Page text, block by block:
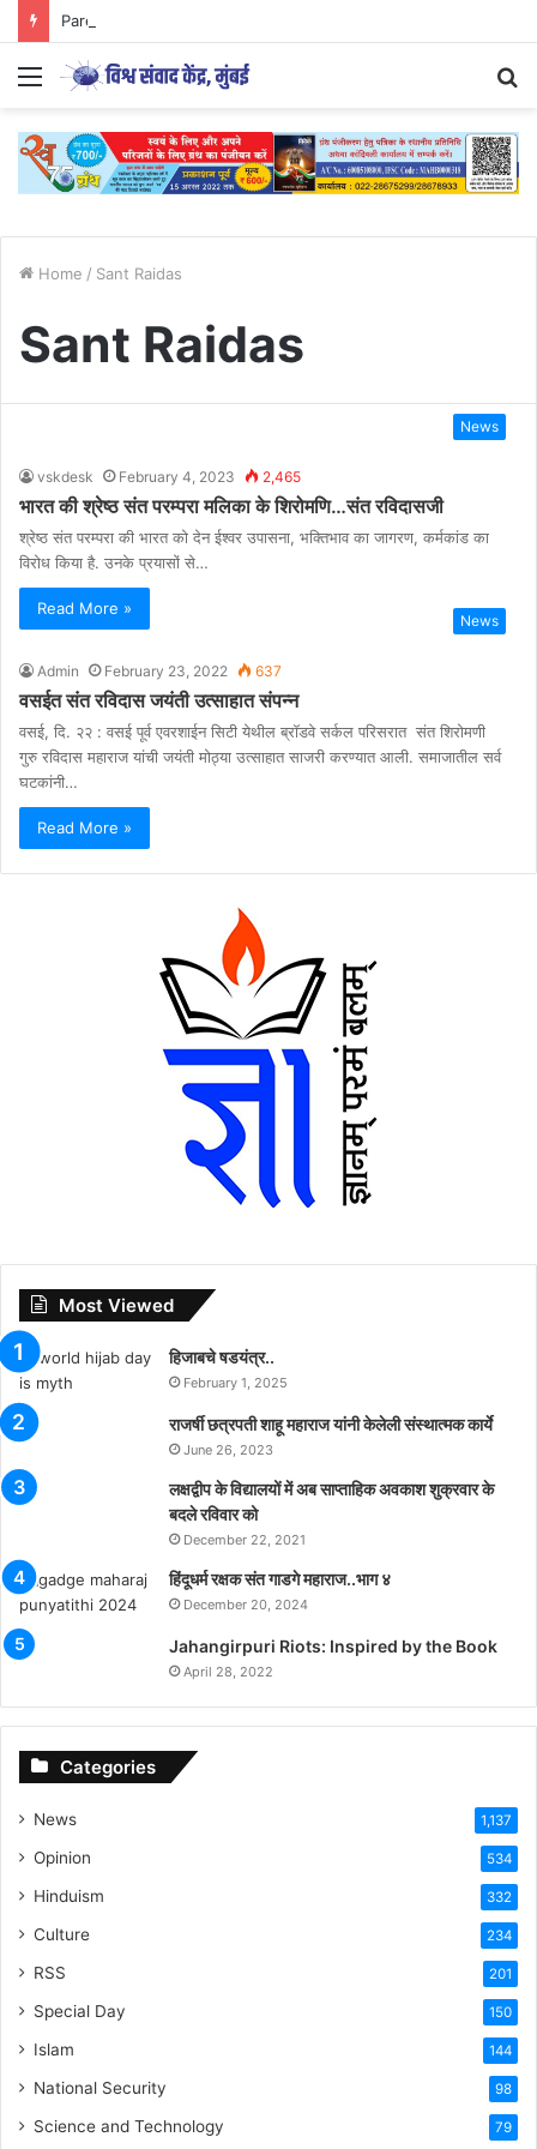
Parenting Has Its Limits….
Menu
Home / Sant Raidas
Sant Raidas
News
vskdesk February 4, 2023 2,465
भारत की श्रेष्ठ संत परम्परा मलिका के शिरोमणि…संत रविदासजी
श्रेष्ठ संत परम्परा की भारत को देन ईश्वर उपासना, भक्तिभाव का जागरण, कर्मकांड का
विरोध किया है. उनके प्रयासों से…
Read More »
News
Admin February 23, 2022 637
वसईत संत रविदास जयंती उत्साहात संपन्न
वसई, दि. २२ : वसई पूर्व एवरशाईन सिटी येथील ब्रॉडवे सर्कल परिसरात संत शिरोमणी
गुरु रविदास महाराज यांची जयंती मोठ्या उत्साहात साजरी करण्यात आली. समाजातील सर्व
घटकांनी…
Read More »
Most Viewed
हिजाबचे षडयंत्र..
February 1, 2025
राजर्षी छत्रपती शाहू महाराज यांनी केलेली संस्थात्मक कार्ये
June 26, 2023
लक्षद्वीप के विद्यालयों में अब साप्ताहिक अवकाश शुक्रवार के
बदले रविवार को
December 22, 2021
हिंदूधर्म रक्षक संत गाडगे महाराज..भाग ४
December 20, 2024
Jahangirpuri Riots: Inspired by the Book
April 28, 2022
Categories
News 1,137
Opinion 534
Hinduism 332
Culture 234
RSS 201
Special Day 150
Islam 144
National Security 98
Science and Technology 79